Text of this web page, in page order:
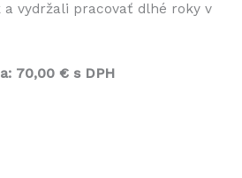
vydržali pracovať dlhé roky v
70,00 € s DPH